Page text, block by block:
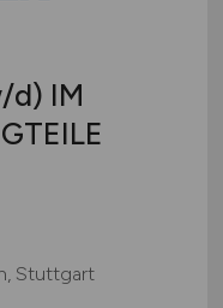
d) IM
Stuttgart